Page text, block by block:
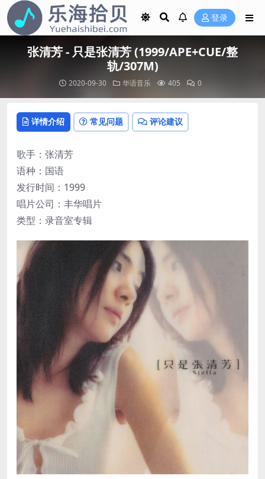
登录
张清芳 - 只是张清芳 (1999/APE+CUE/整
轨/307M)
2020-09-30 华语音乐 405 0
详情介绍 常见问题 评论建议
歌手：张清芳
语种：国语
发行时间：1999
唱片公司：丰华唱片
类型：录音室专辑